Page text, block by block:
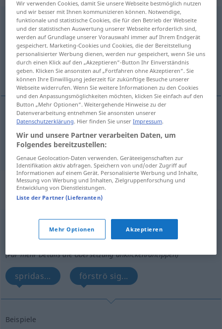
zerstreuenv/t
Übersicht aller Übersetzungen
(Für mehr Details die Übersetzung anklicken/antippen)
sprida, skingra, förströ, få på andra tankar
sprida,skingra zerstreuen
förströ, få påandratankar
„zerstreuen“: reflexives Verb,
rückbezügliches Zeitwort
zerstreuen
Übersicht aller Übersetzungen
(Für mehr Details die Übersetzung anklicken/antippen)
spridas... förströ sig...
Beispiele
Wir verwenden Cookies, damit Sie unsere Webseite bestmöglich nutzen
und wir besser mit Ihnen kommunizieren können. Notwendige,
funktionale und statistische Cookies, die für den Betrieb der Webseite
und der statistischen Auswertung unserer Webseite erforderlich sind,
werden auf Grundlage unserer Vorauswahl immer auf Ihrem Endgerät
gespeichert. Marketing-Cookies und Cookies, die der Bereitstellung
personalisierter Werbung dienen, werden nur gespeichert, wenn Sie uns
durch einen Klick auf den „Akzeptieren“-Button Ihr Einverständnis
geben. Klicken Sie ansonsten auf „Fortfahren ohne Akzeptieren“. Sie
können Ihre Einwilligung jederzeit für zukünftige Besuche unserer
Webseite widerrufen. Wenn Sie weitere Informationen zu den Cookies
und den Anpassungsmöglichkeiten möchten, klicken Sie einfach auf den
Button „Mehr Optionen“. Weitergehende Hinweise zu der
Datenverarbeitung entnehmen Sie ansonsten unserer
Datenschutzerklärung. Hier finden Sie unserImpressum.
Wir und unsere Partner verarbeiten Daten, um
Folgendes bereitzustellen:
Genaue Geolocation-Daten verwenden. Geräteeigenschaften zur
Identifikation aktiv abfragen. Speichern von und/oder Zugriff auf
Informationen auf einem Gerät. Personalisierte Werbung und Inhalte,
Messung von Werbung und Inhalten, Zielgruppenforschung und
Entwicklung von Dienstleistungen.
Liste der Partner (Lieferanten)
Mehr Optionen Akzeptieren